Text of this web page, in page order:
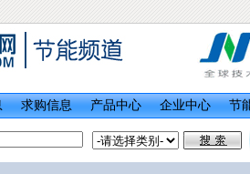
求购信息 产品中心 企业中心 节